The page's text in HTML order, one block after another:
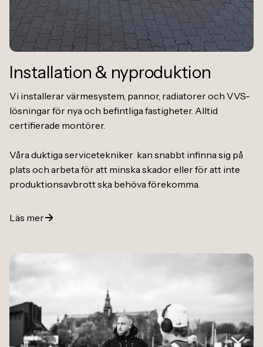
Installation & nyproduktion
Vi installerar värmesystem, pannor, radiatorer och VVS-
lösningar för nya och befintliga fastigheter. Alltid
certifierade montörer.
Våra duktiga servicetekniker kan snabbt infinna sig på
plats och arbeta för att minska skador eller för att inte
produktionsavbrott ska behöva förekomma.
Läs mer